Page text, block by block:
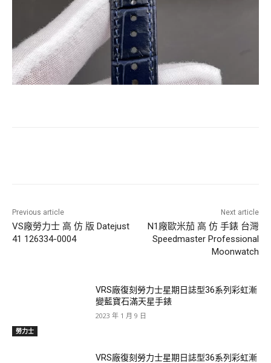
Previous article
VS廠勞力士 高 仿 版 Datejust
41 126334-0004
Next article
N1廠歐米茄 高 仿 手錶 台灣
Speedmaster Professional
Moonwatch
勞力士
VRS廠復刻勞力士星期日誌型36系列彩虹漸
變藍寶石滿天星手錶
2023 年 1 月 9 日
VRS廠復刻勞力士星期日誌型36系列彩虹漸